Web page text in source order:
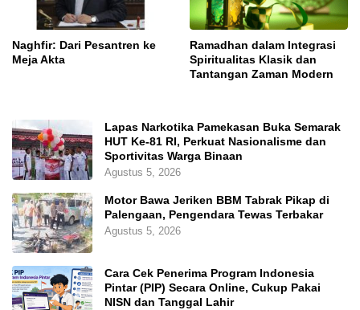
Naghfir: Dari Pesantren ke
Meja Akta
Ramadhan dalam Integrasi
Spiritualitas Klasik dan
Tantangan Zaman Modern
Lapas Narkotika Pamekasan Buka Semarak
HUT Ke-81 RI, Perkuat Nasionalisme dan
Sportivitas Warga Binaan
Agustus 5, 2026
Motor Bawa Jeriken BBM Tabrak Pikap di
Palengaan, Pengendara Tewas Terbakar
Agustus 5, 2026
Cara Cek Penerima Program Indonesia
Pintar (PIP) Secara Online, Cukup Pakai
NISN dan Tanggal Lahir